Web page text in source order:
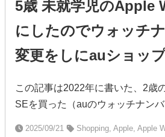
5歳 未就学児のApple
にしたのでウォッチ
変更をしにauショッ
この記事は2022年に書いた、2歳
SEを買った（auのウォッチナンバ
2025/09/21 Shopping, Apple, Apple